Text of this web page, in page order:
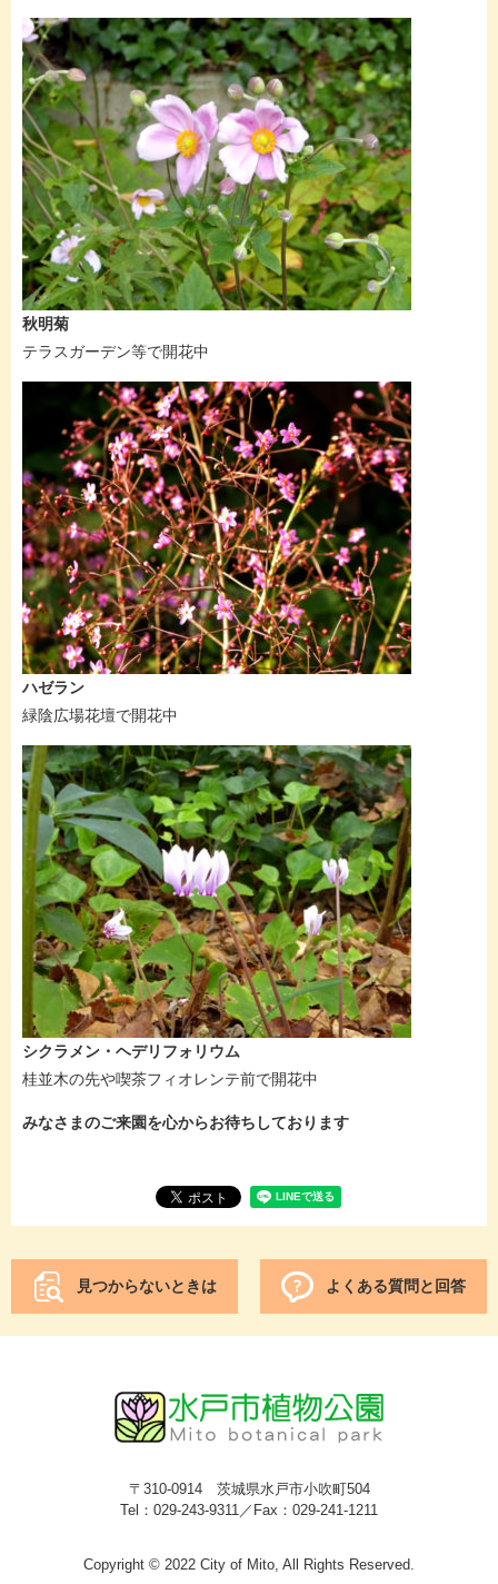
秋明菊
テラスガーデン等で開花中
ハゼラン
緑陰広場花壇で開花中
シクラメン・ヘデリフォリウム
桂並木の先や喫茶フィオレンテ前で開花中
みなさまのご来園を心からお待ちしております
見つからないときは よくある質問と回答
〒310-0914 茨城県水戸市小吹町504
Tel：029-243-9311／Fax：029-241-1211
Copyright © 2022 City of Mito, All Rights Reserved.